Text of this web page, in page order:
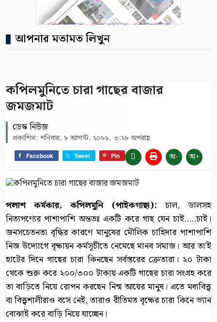
আপনার মতামত লিখুন
কপিলমুনিতে চারা গাছের বাজার
জমজমাট
ডেস্ক নিউজ
প্রকাশিত: শনিবার, ৮ আগস্ট, ২০২৬, ৩:২৮ অপরাহ্ণ
Facebook Tweet Pin অ- অ+
পলাশ কর্মকার, কপিলমুনি (পাইকগাছা): চাল, ডালসহ
নিত্যপণ্যের পাশাপাশি অন্ততঃ একটি করে গাছ যেন চাই…..চাই।
জনসচেতনতা বৃদ্ধির কারণে মানুষের মৌলিক চাহিদার পাশাপাশি
নিজ উদ্যোগে বৃক্ষায়ন কর্মসূচীতে নেমেছে মানব সমাজ। আর তা’ই
হাটের দিনে গাছের চারা কিনছেন সর্বস্তরের ক্রেতারা। ২০ টাকা
থেকে শুরু করে ২০০/৩০০ টাকায় একটি গাছের চারা সংগ্রহ করে
তা বাড়িতে নিয়ে রোপন করছেন নিন্ম আয়ের মানুষ। এতে মধ্যবিত্ত্ব
বা বিত্ত্বশালীরাও বসে নেই, তারাও রীতিমত বৃক্ষের চারা কিনে ভ্যান
বোঝাই করে বাড়ি নিয়ে যাচ্ছেন।